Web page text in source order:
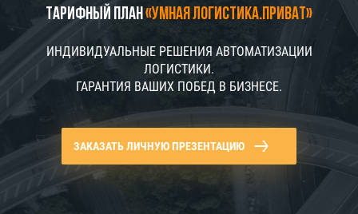
Тарифный план«Умная Логистика.Приват»
ИНДИВИДУАЛЬНЫЕ РЕШЕНИЯ АВТОМАТИЗАЦИИ
ЛОГИСТИКИ.
ГАРАНТИЯ ВАШИХ ПОБЕД В БИЗНЕСЕ.
ЗАКАЗАТЬ ЛИЧНУЮ ПРЕЗЕНТАЦИЮ